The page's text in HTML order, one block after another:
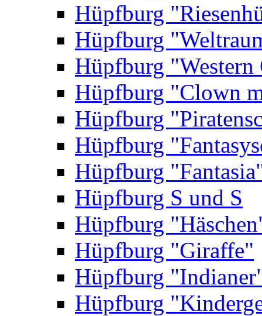
Hüpfburg
Hüpfburg
Hüpfburg
Hüpfburg "Clown
Hüpfburg
Hüpfburg
Hüpfburg
Hüpfburg S und S
Hüpfburg
Hüpfburg "Giraffe"
Hüpfburg
Hüpfburg